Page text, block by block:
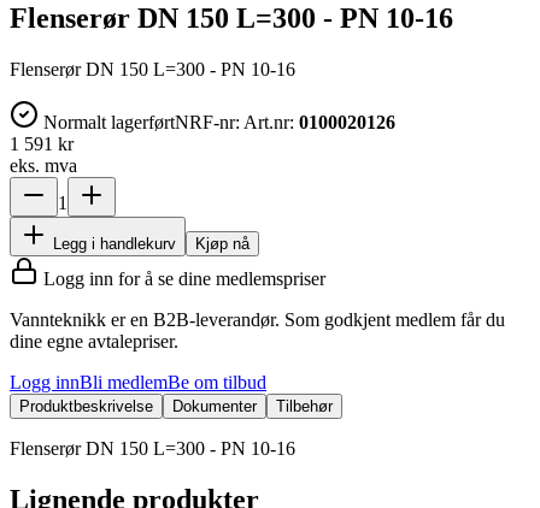
Flenserør DN 150 L=300 - PN 10-16
Flenserør DN 150 L=300 - PN 10-16
Normalt lagerførtNRF-nr: Art.nr: 0100020126
1 591 kr
eks. mva
1
Legg i handlekurv Kjøp nå
Logg inn for å se dine medlemspriser
Vannteknikk er en B2B-leverandør. Som godkjent medlem får du
dine egne avtalepriser.
Logg innBli medlemBe om tilbud
Produktbeskrivelse Dokumenter Tilbehør
Flenserør DN 150 L=300 - PN 10-16
Lignende produkter